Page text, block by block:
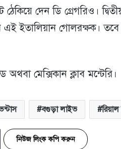
দেন ডি গ্রেগরিও।
এই ইতালিয়ান গোলরক্ষক।
অথবা মেক্সিকান ক্লাব মন্টেরি।
বগুড়া লাইভ রিয়াল
নিউজ লিংক কপি করুন